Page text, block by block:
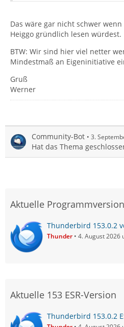
Das wäre gar nicht schwer
Heiggo gründlich lesen würdest.
BTW: Wir sind hier viel netter
Mindestmaß an Eigeninitiative
Gruß
Werner
Community-Bot 3.
Hat das Thema
Aktuelle Programmversion
Thunderbird 153.0.2
Thunder 4. August 2026
Aktuelle 153 ESR-Version
Thunderbird 153.0.2